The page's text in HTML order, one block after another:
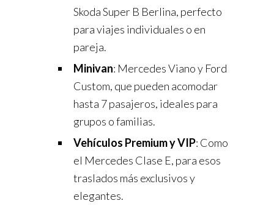
Skoda Super B Berlina, perfecto
para viajes individuales o en
pareja.
Minivan: Mercedes Viano y Ford
Custom, que pueden acomodar
hasta 7 pasajeros, ideales para
grupos o familias.
Vehículos Premium y VIP: Como
el Mercedes Clase E, para esos
traslados más exclusivos y
elegantes.